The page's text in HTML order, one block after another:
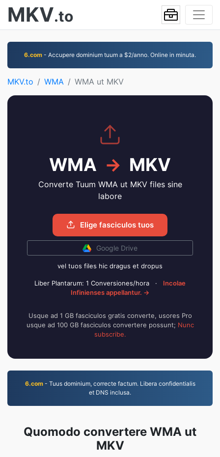
MKV.to
6.com - Accupere dominium tuum a $2/anno. Online in minuta.
MKV.to WMA WMA ut MKV
WMA → MKV
Converte Tuum WMA ut MKV files sine
labore
Elige fasciculos tuos
Google Drive
vel tuos files hic dragus et dropus
Liber Plantarum: 1 Conversiones/hora ·
Incolae
Infinienses appellantur. →
Usque ad 1 GB fasciculos gratis converte, usores Pro
usque ad 100 GB fasciculos convertere possunt; Nunc
subscribe.
6.com- Tuus dominium, correcte factum. Libera confidentialis
et DNS inclusa.
Quomodo convertere WMA ut
MKV